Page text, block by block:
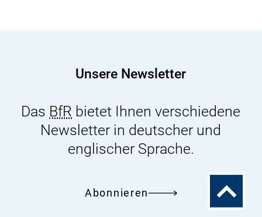
Unsere Newsletter
Das BfR bietet Ihnen verschiedene
Newsletter in deutscher und
englischer Sprache.
Abonnieren
Zum